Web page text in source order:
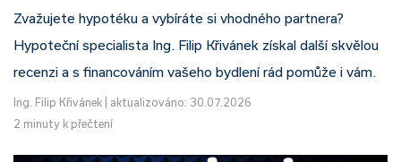
Zvažujete hypotéku a vybíráte si vhodného partnera?
Hypoteční specialista Ing. Filip Křivánek získal další skvělou
recenzi a s financováním vašeho bydlení rád pomůže i vám.
Ing. Filip Křivánek
aktualizováno: 30.07.2026
2 minuty k přečtení